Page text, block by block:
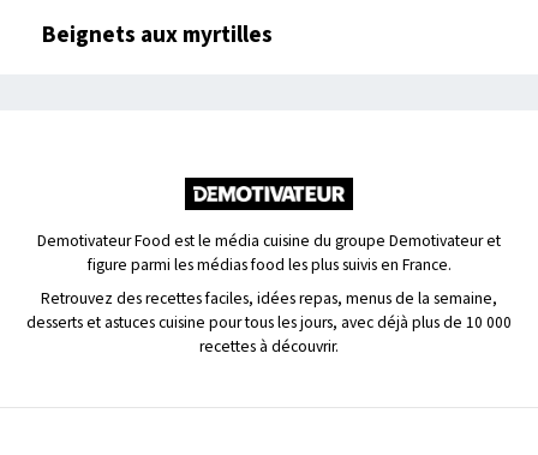
Beignets aux myrtilles
Demotivateur Food est le média cuisine du groupe Demotivateur et
figure parmi les médias food les plus suivis en France.
Retrouvez des recettes faciles, idées repas, menus de la semaine,
desserts et astuces cuisine pour tous les jours, avec déjà plus de 10 000
recettes à découvrir.